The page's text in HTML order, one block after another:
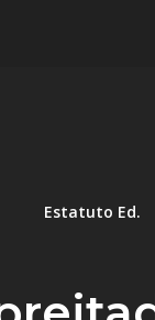
Estatuto Ed.